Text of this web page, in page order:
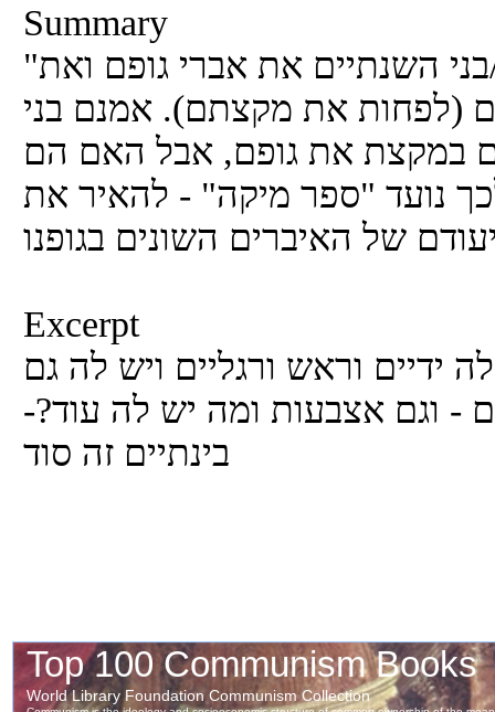
Summary
"ספר מיקה" נועד להציג לבת/בני השנתיים את אברי גופם ואת
(לפחות את מקצתם). אמנם בני
במקצת את גופם, אבל האם הם
נועד "ספר מיקה" - להאיר את
Excerpt
ידיים וראש ורגליים ויש לה גם
- וגם אצבעות ומה יש לה עוד?-
בינתיים זה סוד